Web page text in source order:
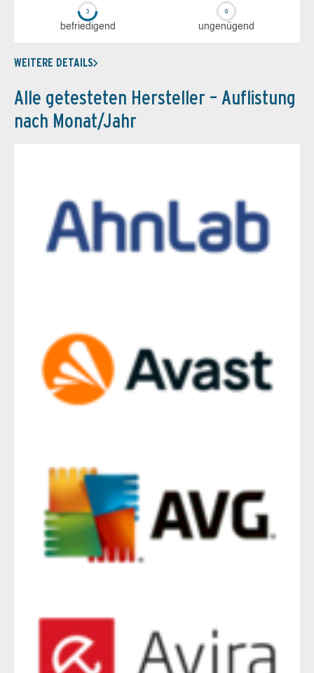
be­frie­di­gend un­ge­nü­gend
WEITERE DETAILS
Alle getesteten Hersteller – Auflistung
nach Monat/Jahr